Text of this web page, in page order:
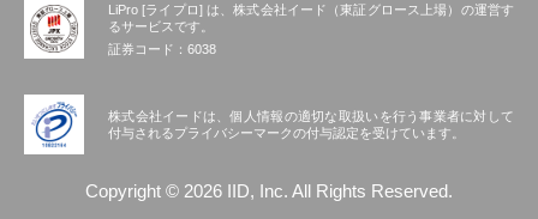
LiPro [ライプロ] は、株式会社イード（東証グロース上場）の運営す
るサービスです。
証券コード：6038
株式会社イードは、個人情報の適切な取扱いを行う事業者に対して
付与されるプライバシーマークの付与認定を受けています。
Copyright © 2026 IID, Inc. All Rights Reserved.